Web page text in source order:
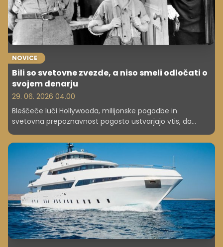
NOVICE
Bili so svetovne zvezde, a niso smeli odločati o
svojem denarju
29. 06. 2026 04.00
Bleščeče luči Hollywooda, milijonske pogodbe in
svetovna prepoznavnost pogosto ustvarjajo vtis, da
uspehom številnih mladih igralcev, pevcev in televizijskih
osebnosti pogosto skrivajo zgodbe o finančnem
izkoriščanju, pritiskih in izgubi nadzora nad lastnim
zaslužkom.